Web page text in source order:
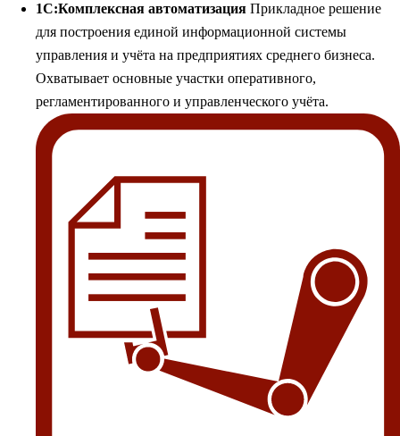
1С:Комплексная автоматизация Прикладное решение
для построения единой информационной системы
управления и учёта на предприятиях среднего бизнеса.
Охватывает основные участки оперативного,
регламентированного и управленческого учёта.